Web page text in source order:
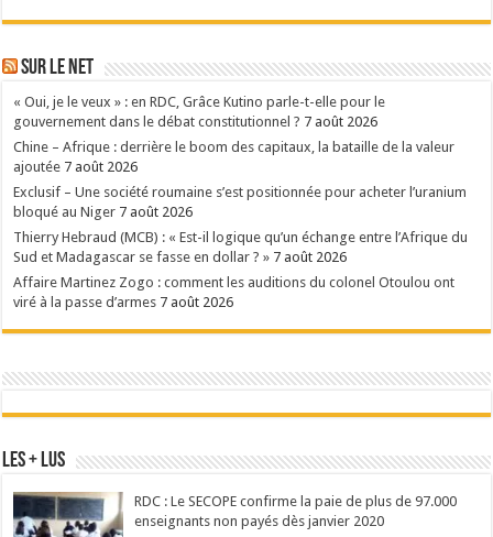
Sur le Net
« Oui, je le veux » : en RDC, Grâce Kutino parle-t-elle pour le
gouvernement dans le débat constitutionnel ? 7 août 2026
Chine – Afrique : derrière le boom des capitaux, la bataille de la valeur
ajoutée 7 août 2026
Exclusif – Une société roumaine s’est positionnée pour acheter l’uranium
bloqué au Niger 7 août 2026
Thierry Hebraud (MCB) : « Est-il logique qu’un échange entre l’Afrique du
Sud et Madagascar se fasse en dollar ? » 7 août 2026
Affaire Martinez Zogo : comment les auditions du colonel Otoulou ont
viré à la passe d’armes 7 août 2026
Les + Lus
RDC : Le SECOPE confirme la paie de plus de 97.000
enseignants non payés dès janvier 2020